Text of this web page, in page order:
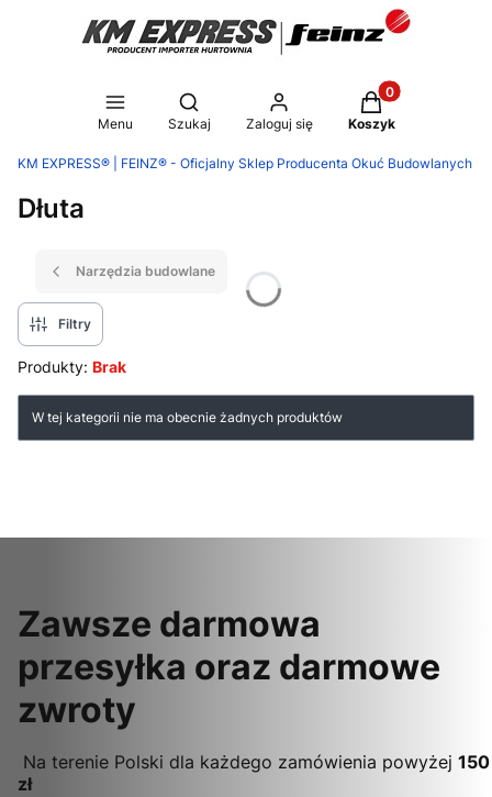
Menu
Otwórz wyszukiwarkę
Szukaj Zaloguj się
Produkty w
Koszyk
KM EXPRESS® | FEINZ® - Oficjalny Sklep Producenta Okuć Budowlanych
Dłuta
Narzędzia budowlane
Filtry
Produkty: Brak
Lista produktów
W tej kategorii nie ma obecnie żadnych produktów
Zawsze darmowa
przesyłka oraz darmowe
zwroty
Na terenie Polski dla każdego zamówienia powyżej 150
zł